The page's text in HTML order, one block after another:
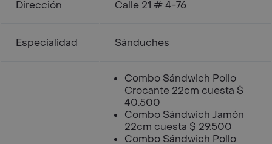
Dirección Calle 21 # 4-76
Especialidad Sánduches
Combo Sándwich Pollo
Crocante 22cm cuesta $
40.500
Combo Sándwich Jamón
22cm cuesta $ 29.500
Combo Sándwich Pollo